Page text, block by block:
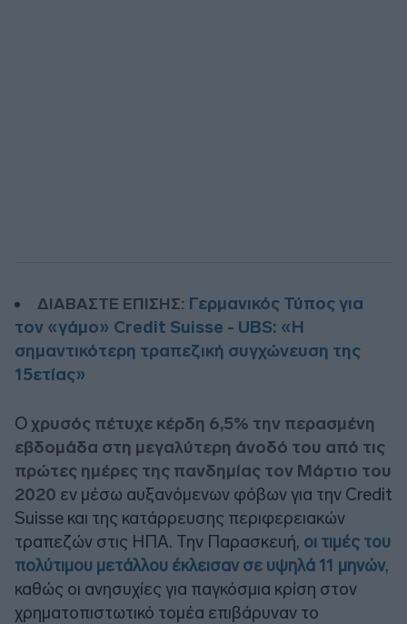
ΔΙΑΒΑΣΤΕ ΕΠΙΣΗΣ: Γερμανικός Τύπος για
τον «γάμο» Credit Suisse - UBS: «Η
σημαντικότερη τραπεζική συγχώνευση της
15ετίας»
Οχρυσός πέτυχε κέρδη 6,5% την περασμένη
εβδομάδα στη μεγαλύτερη άνοδό του από τις
πρώτες ημέρες της πανδημίας τον Μάρτιο του
2020 εν μέσω αυξανόμενων φόβων για την Credit
Suisse και της κατάρρευσης περιφερειακών
τραπεζών στις ΗΠΑ. Την Παρασκευή, οι τιμές του
πολύτιμου μετάλλου έκλεισαν σε υψηλά 11 μηνών,
καθώς οι ανησυχίες για παγκόσμια κρίση στον
χρηματοπιστωτικό τομέα επιβάρυναν το